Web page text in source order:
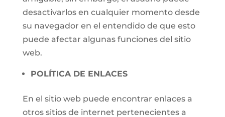
desactivarlos en cualquier momento desde
su navegador en el entendido de que esto
puede afectar algunas funciones del sitio
web.
POLÍTICA DE ENLACES
En el sitio web puede encontrar enlaces a
otros sitios de internet pertenecientes a